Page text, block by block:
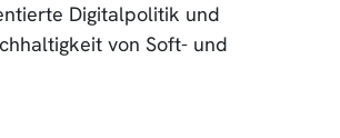
Digitalpolitik und
von Soft- und